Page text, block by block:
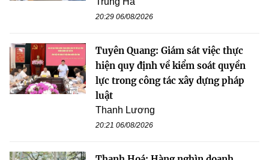
20:29 06/08/2026
Tuyên Quang: Giám sát việc thực
hiện quy định về kiểm soát quyền
lực trong công tác xây dựng pháp
luật
Thanh Lương
20:21 06/08/2026